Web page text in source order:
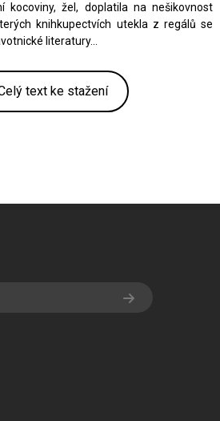
kocoviny, žel, doplatila na nešikovnost
knihkupectvích utekla z regálů se
literatury…
text ke stažení